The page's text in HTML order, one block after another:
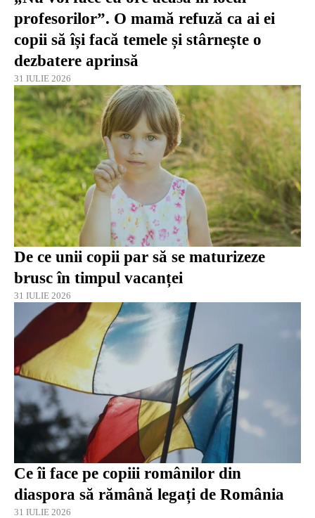
profesorilor”. O mamă refuză ca ai ei
copii să își facă temele și stârnește o
dezbatere aprinsă
31 IULIE 2026
De ce unii copii par să se maturizeze
brusc în timpul vacanței
31 IULIE 2026
Ce îi face pe copiii românilor din
diaspora să rămână legați de România
31 IULIE 2026